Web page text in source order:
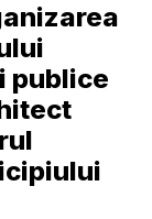
publice